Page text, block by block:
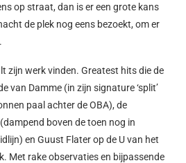
op straat, dan is er een grote kans
de plek nog eens bezoekt, om er
zijn werk vinden. Greatest hits die de
van Damme (in zijn signature ‘split’
paal achter de OBA), de
boven de toen nog in
en Guust Flater op de U van het
Met rake observaties en bijpassende